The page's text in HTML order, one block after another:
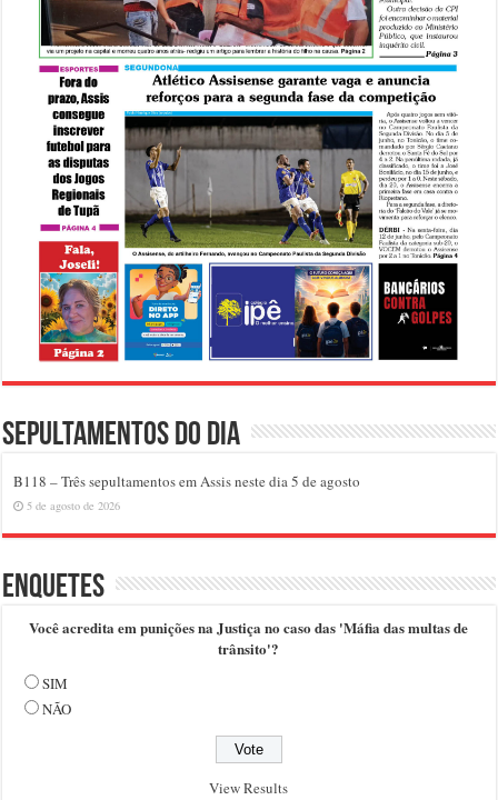
Sepultamentos do dia
B118 – Três sepultamentos em Assis neste dia 5 de agosto
5 de agosto de 2026
Enquetes
Você acredita em punições na Justiça no caso das 'Máfia das multas de
trânsito'?
SIM
NÃO
View Results